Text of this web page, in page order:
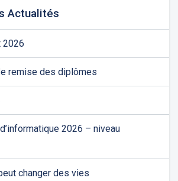
Actualités
2026
remise des diplômes
2026 – niveau
changer des vies